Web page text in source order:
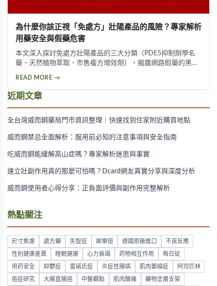
為什麼你該正視「免處方」壯陽產品的風險？專家解析
用藥安全與假藥危害
本文深入探討免處方壯陽產品的三大分類（PDE5抑制劑學名
藥、天然植物萃取、市售複方增效劑），揭露網路假藥的黑心
READ MORE →
近期文章
全台灣威而鋼藥局門市資訊整理｜快速找到住家附近購買地點
威而鋼禁忌全面解析：服用前必知的注意事項與安全指南
吃威而鋼能緩解高山症嗎？專家解析迷思與事實
速立壯副作用真的那麼可怕嗎？Dcard網友真實分享與深度分析
威而鋼使用者心得分享：正負面評價與副作用完整解析
熱點關注
尺寸焦慮 處方藥 失智症 犀樂挺 德國原廠進口 不良反應
性別健康差異 睡眠健康 心力衰竭 药物相互作用 每日锭
用药安全 抑鬱症 雷諾氏症 炎症性腸病 肌肉萎縮症 阿司匹林
癌症研究 大腸直腸癌 中醫觀點 肌肉酸痛 藥物塗層支架